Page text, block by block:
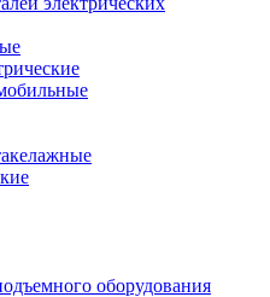
оборудования